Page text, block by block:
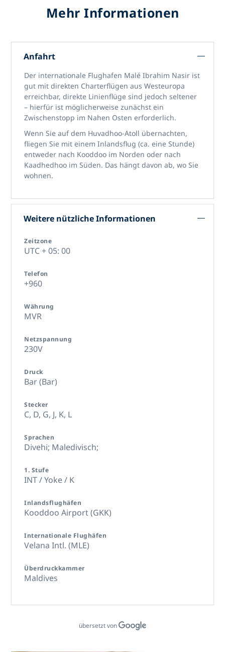
Mehr Informationen
Anfahrt
Der internationale Flughafen Malé Ibrahim Nasir ist
gut mit direkten Charterflügen aus Westeuropa
erreichbar, direkte Linienflüge sind jedoch seltener
– hierfür ist möglicherweise zunächst ein
Zwischenstopp im Nahen Osten erforderlich.
Wenn Sie auf dem Huvadhoo-Atoll übernachten,
fliegen Sie mit einem Inlandsflug (ca. eine Stunde)
entweder nach Kooddoo im Norden oder nach
Kaadhedhoo im Süden. Das hängt davon ab, wo Sie
wohnen.
Weitere nützliche Informationen
Zeitzone
UTC + 05: 00
Telefon
+960
Währung
MVR
Netzspannung
230V
Druck
Bar (Bar)
Stecker
C, D, G, J, K, L
Sprachen
Divehi; Maledivisch;
1. Stufe
INT / Yoke / K
Inlandsflughäfen
Kooddoo Airport (GKK)
Internationale Flughäfen
Velana Intl. (MLE)
Überdruckkammer
Maldives
übersetzt von